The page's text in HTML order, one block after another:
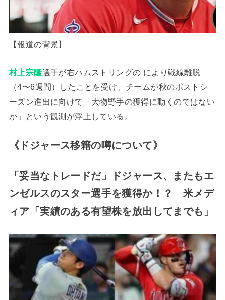
【報道の背景】
村上宗隆選手が右ハムストリングの により戦線離脱
（4〜6週間）したことを受け、チームが秋のポストシ
ーズン進出に向けて「大物野手の獲得に動くのではない
か」という観測が浮上している。
《ドジャース移籍の噂について》
「妥当なトレードだ」ドジャース、またもエ
ンゼルスのスター選手を獲得か！？ 米メデ
ィア「実績のある有望株を放出してまでも」